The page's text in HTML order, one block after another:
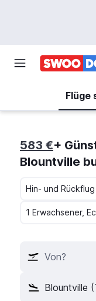
Flüge
583 €+
Blountville
Hin- und Rückflug
1 Erwachsener,
Von?
Blountville